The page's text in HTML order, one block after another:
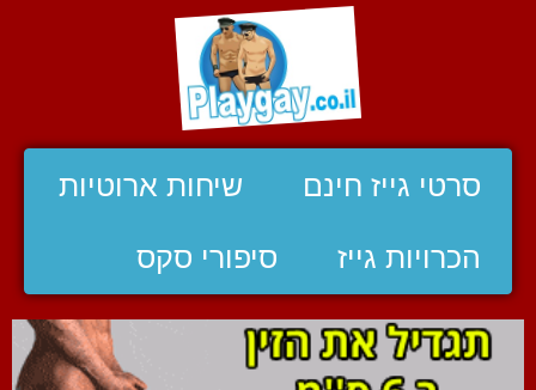
סרטי גייז חינם שיחות ארוטיות
הכרויות גייז סיפורי סקס